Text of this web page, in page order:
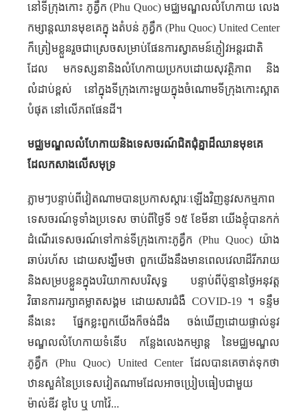
នៅទីក្រុងកោះ ភូគ្វឹក (Phu Quoc) មជ្ឈមណ្ឌលលំហែកាយ លេង
កម្សាន្តឈានមុខគេក្នុ ងតំបន់ ភូគ្វឹក (Phu Quoc) United Center
ក៏ត្រៀមខ្លួនរួចជាស្រេចសម្រាប់ផែនការស្វាគមន៍ភ្ញៀវអន្តរជាតិ
ដែល មកទស្សនានិងលំហែកាយប្រកបដោយសុវត្ថិភាព និង
លំដាប់ខ្ពស់ នៅក្នុងទីក្រុងកោះមួយក្នុងចំណោមទីក្រុងកោះស្អាត
បំផុត នៅលើភពផែនដី។
មជ្ឈមណ្ឌលលំហែកាយនិងទេសចរណ៍ជិតជុំគ្នាដ៏ឈានមុខគេ​
ដែល​កសាង​លើ​សមុទ្រ
ភ្លាមៗបន្ទាប់ពីវៀតណាមបានប្រកាសស្តារៈឡើងវិញនូវសកម្មភាព
ទេសចរណ៍ទូទាំងប្រទេស ចាប់ពីថ្ងៃទី ១៥ ខែមីនា យើងខ្ញុំបានកក់
ដំណើរទេសចរណ៍ទៅកាន់ទីក្រុងកោះភូគ្វឹក (Phu Quoc) យ៉ាង
ឆាប់រហ័ស ដោយសង្ឃឹមថា ពួកយើងនឹងមានពេលវេលាដ៏រីករាយ
និងសម្របខ្លួនក្នុងបរិយាកាសបរិសុទ្ធ បន្ទាប់ពីប៉ុន្មាន​ថ្ងៃ​អនុវត្ត​
វិធានការ​រក្សាគម្លាតសង្គម ដោយសារជំងឺ COVID-19។ ទន្ទឹម
នឹងនេះ ផ្នែកខ្លះពួកយើងក៏ចង់ដឹង ចង់ឃើញដោយផ្ទាល់នូវ
មណ្ឌល​លំហែកាយទំនើប កន្លែងលេងកម្សាន្ត នៃមជ្ឈមណ្ឌល​
ភូគ្វឹក (Phu Quoc) United Centerដែលបានគេចាត់ទុក​ថា
ឋានសួគ៌នៃប្រទេសវៀតណាម​ដែលអាចប្រៀបធៀបជាមួយ
ម៉ាល់ឌីវ ឌូបៃ ឬ ហាវ៉ៃ...